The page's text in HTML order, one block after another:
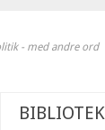
- med andre ord